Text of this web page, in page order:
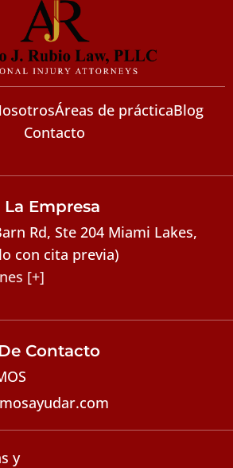
Áreas de prácticaBlog
Contacto
Empresa
Rd, Ste 204 Miami Lakes,
con cita previa)
[+]
Contacto
y